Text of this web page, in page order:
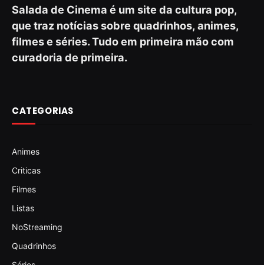
Salada de Cinema é um site da cultura pop,
que traz notícias sobre quadrinhos, animes,
filmes e séries. Tudo em primeira mão com
curadoria de primeira.
CATEGORIAS
Animes
Criticas
Filmes
Listas
NoStreaming
Quadrinhos